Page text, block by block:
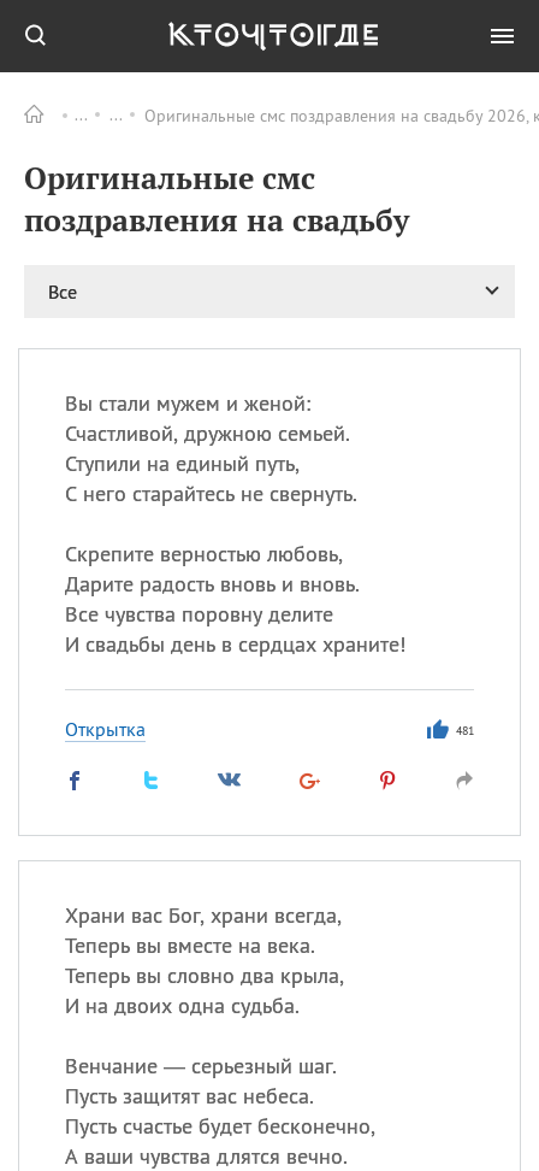
Оригинальные смс поздравления на свадьбу 2026,
Оригинальные смс
поздравления на свадьбу
Все
Вы стали мужем и женой:
Счастливой, дружною семьей.
Ступили на единый путь,
С него старайтесь не свернуть.
Скрепите верностью любовь,
Дарите радость вновь и вновь.
Все чувства поровну делите
И свадьбы день в сердцах храните!
Открытка 481
Храни вас Бог, храни всегда,
Теперь вы вместе на века.
Теперь вы словно два крыла,
И на двоих одна судьба.
Венчание — серьезный шаг.
Пусть защитят вас небеса.
Пусть счастье будет бесконечно,
А ваши чувства длятся вечно.
ПРАЗДНИКИ Все
08.08 День «Счастье
Happens Day)
великомученика
покровителя всех
врачей и целителя
09.08 День книголюбов (Book
Lovers Day)
ИМЕНА
Сегодня празднуют именины
Посмотреть значениеи
происхождение